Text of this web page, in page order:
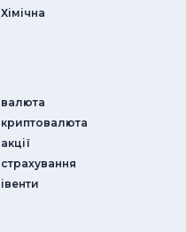
Хімічна
валюта
криптовалюта
акції
страхування
iвенти